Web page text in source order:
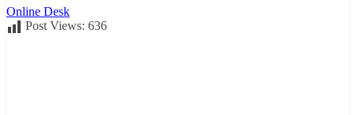
Online Desk
Post Views: 636